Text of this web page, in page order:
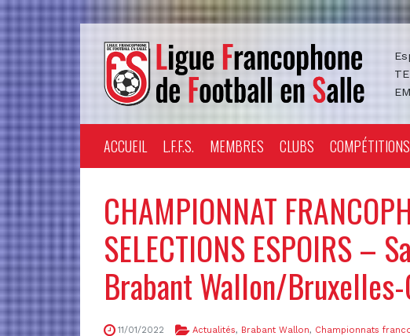
ACCUEIL L.F.F.S. MEMBRES CLUBS COMPÉTITIONS
CHAMPIONNAT
SELECTIONS ESPOIRS –
Brabant Wallon/
11/01/2022 Actualités, Brabant Wallon, Championnats